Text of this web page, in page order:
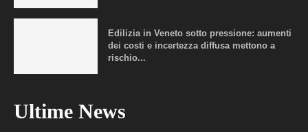
Edilizia in Veneto sotto pressione: aumenti
dei costi e incertezza diffusa mettono a
rischio...
Ultime News